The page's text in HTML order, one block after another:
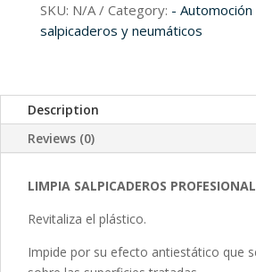
SKU: N/A Category: - Automoción
salpicaderos y neumáticos
Description
Reviews (0)
LIMPIA SALPICADEROS
Revitaliza el plástico.
Impide por su efecto antiestático que